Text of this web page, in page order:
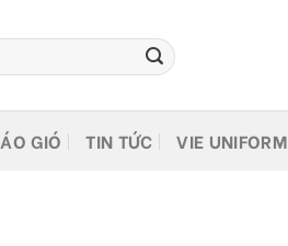
ÁO GIÓ TIN TỨC VIE UNIFORM